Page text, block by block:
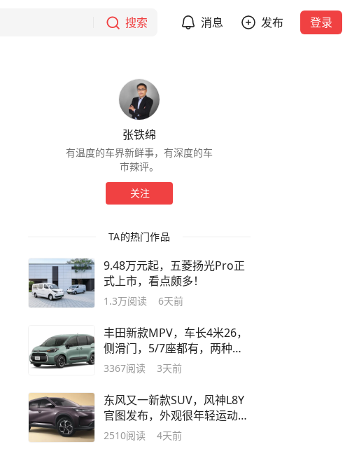
搜索 消息 发布 登录
张铁绵
有温度的车界新鲜事，有深度的车
市辣评。
关注
TA的热门作品
9.48万元起，五菱扬光Pro正
式上市，看点颇多！
1.3万阅读 6天前
丰田新款MPV，车长4米26，
侧滑门，5/7座都有，两种动
力
3367阅读 3天前
东风又一新款SUV，风神L8Y
官图发布，外观很年轻运动，
配发光车标
2510阅读 4天前